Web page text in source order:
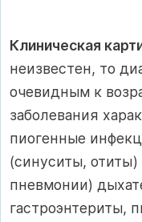
Клиническая
неизвестен, то
очевидным к
заболевания
пиогенные
(синуситы,
пневмонии)
гастроэнтериты,